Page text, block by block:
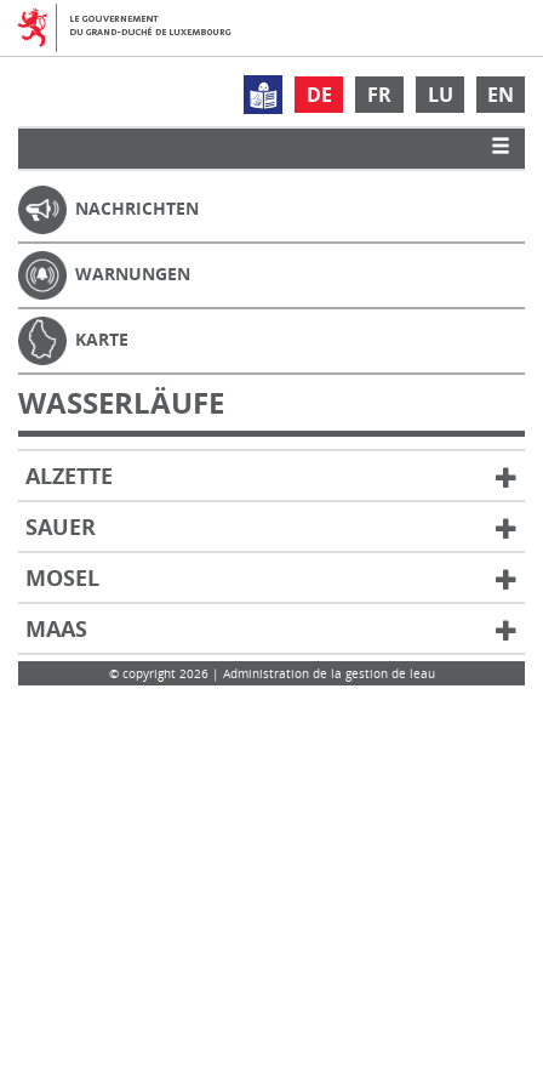
DE FR LU EN
NACHRICHTEN
WARNUNGEN
KARTE
WASSERLÄUFE
ALZETTE
SAUER
MOSEL
MAAS
© copyright 2026 | Administration de la gestion de leau